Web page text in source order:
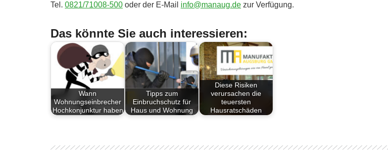
Tel. 0821/71008-500 oder der E-Mail info@manaug.de zur Verfügung.
Das könnte Sie auch interessieren:
Wann
Wohnungseinbrecher
Hochkonjunktur haben
Tipps zum
Einbruchschutz für
Haus und Wohnung
Diese Risiken
verursachen die
teuersten
Hausratschäden